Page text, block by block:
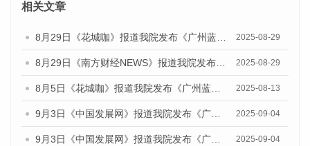
相关文章
8月29日《花城咖》报道我院发布《广州蓝皮书：广州国际商贸中心发展报告（2025）》的视频采访 2025-08-29
8月29日《南方财经NEWS》报道我院发布《广州蓝皮书：广州国际商贸中心发展报告（2025）》的视频采访 2025-08-29
8月5日《花城咖》报道我院发布《广州蓝皮书：广州城乡融合发展报告（2025）》的视频采访 2025-08-13
9月3日《中国发展网》报道我院发布《广州蓝皮书：广州国际商贸中心发展报告（2025）》的媒体文章 2025-09-04
9月3日《中国发展网》报道我院发布《广州蓝皮书：广州文化产业发展报告（2025）》的媒体文章 2025-09-04